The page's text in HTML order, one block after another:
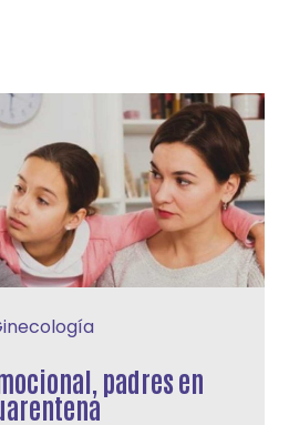
padres en